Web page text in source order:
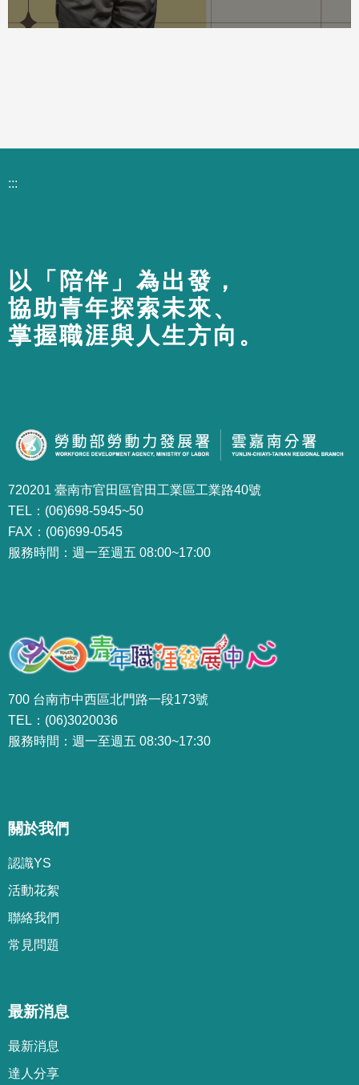
:::
以「陪伴」為出發，
協助青年探索未來、
掌握職涯與人生方向。
720201 臺南市官田區官田工業區工業路40號
TEL：(06)698-5945~50
FAX：(06)699-0545
服務時間：週一至週五 08:00~17:00
700 台南市中西區北門路一段173號
TEL：(06)3020036
服務時間：週一至週五 08:30~17:30
關於我們
認識YS
活動花絮
聯絡我們
常見問題
最新消息
最新消息
達人分享